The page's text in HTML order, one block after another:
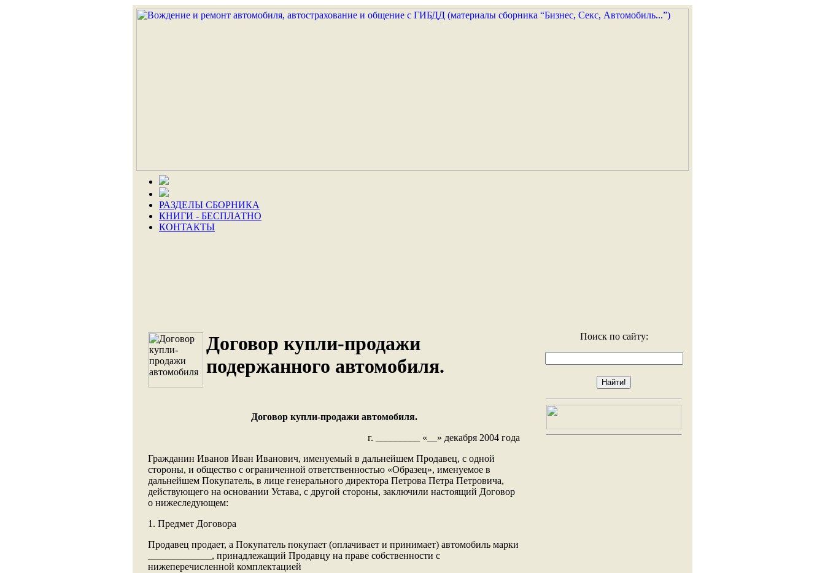
РАЗДЕЛЫ СБОРНИКА
КНИГИ - БЕСПЛАТНО
КОНТАКТЫ
Договор купли-продажи
подержанного автомобиля.
Договор купли-продажи автомобиля.
г. _________ «__» декабря 2004 года
Гражданин Иванов Иван Иванович, именуемый в дальнейшем Продавец, с одной
стороны, и общество с ограниченной ответственностью «Образец», именуемое в
дальнейшем Покупатель, в лице генерального директора Петрова Петра Петровича,
действующего на основании Устава, с другой стороны, заключили настоящий Договор
о нижеследующем:
1. Предмет Договора
Продавец продает, а Покупатель покупает (оплачивает и принимает) автомобиль марки
_____________, принадлежащий Продавцу на праве собственности с
нижеперечисленной комплектацией
Поиск по сайту: